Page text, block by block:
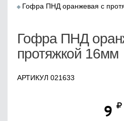
Гофра ПНД оранжевая с
Гофра ПНД
протяжкой 16мм
АРТИКУЛ 021633
9